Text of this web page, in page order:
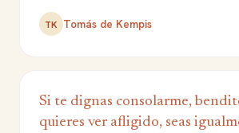
TK Tomás de Kempis
Si te dignas consolarme,
quieres ver afligido, seas